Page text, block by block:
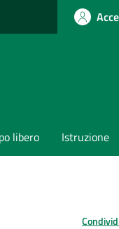
libero Istruzione